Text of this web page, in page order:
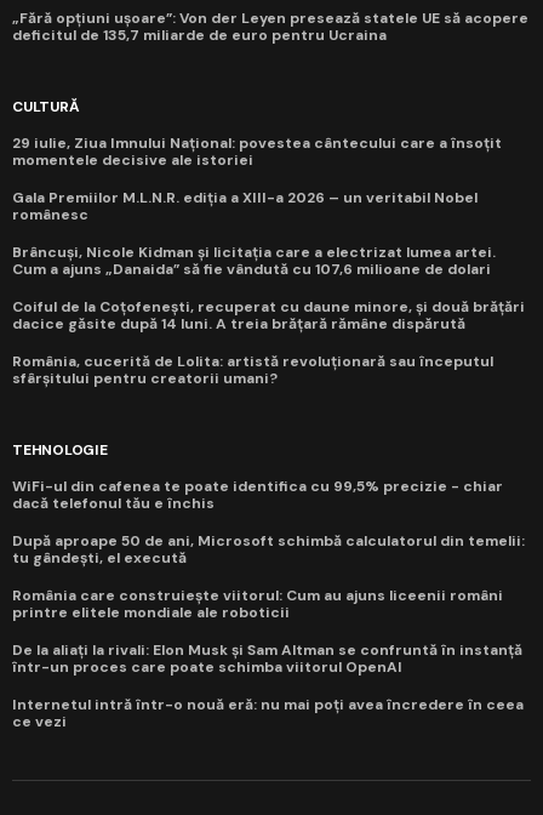
„Fără opțiuni ușoare”: Von der Leyen presează statele UE să acopere
deficitul de 135,7 miliarde de euro pentru Ucraina
CULTURĂ
29 iulie, Ziua Imnului Național: povestea cântecului care a însoțit
momentele decisive ale istoriei
Gala Premiilor M.L.N.R. ediția a XIII-a 2026 – un veritabil Nobel
românesc
Brâncuși, Nicole Kidman și licitația care a electrizat lumea artei.
Cum a ajuns „Danaida” să fie vândută cu 107,6 milioane de dolari
Coiful de la Coțofenești, recuperat cu daune minore, și două brățări
dacice găsite după 14 luni. A treia brățară rămâne dispărută
România, cucerită de Lolita: artistă revoluționară sau începutul
sfârșitului pentru creatorii umani?
TEHNOLOGIE
WiFi-ul din cafenea te poate identifica cu 99,5% precizie - chiar
dacă telefonul tău e închis
După aproape 50 de ani, Microsoft schimbă calculatorul din temelii:
tu gândești, el execută
România care construiește viitorul: Cum au ajuns liceenii români
printre elitele mondiale ale roboticii
De la aliați la rivali: Elon Musk și Sam Altman se confruntă în instanță
într-un proces care poate schimba viitorul OpenAI
Internetul intră într-o nouă eră: nu mai poți avea încredere în ceea
ce vezi